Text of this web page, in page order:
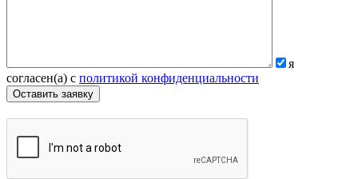
я
согласен(а) с политикой конфиденциальности